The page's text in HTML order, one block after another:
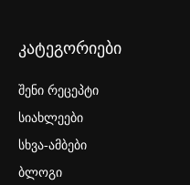
კატეგორიები
შენი რეცეპტი
სიახლეები
სხვა-ამბები
ბლოგი